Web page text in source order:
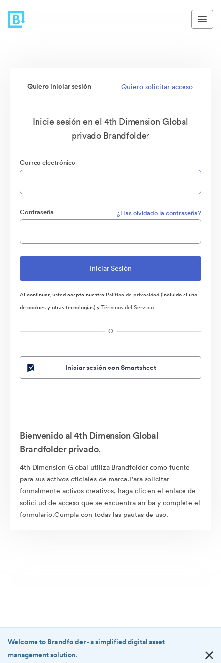
Quiero iniciar sesión Quiero solicitar acceso
Inicie sesión en el 4th Dimension Global
privado Brandfolder
Correo electrónico
Contraseña ¿Has olvidado la contraseña?
Al continuar, usted acepta nuestra Política de privacidad(incluido el uso
de cookies y otras tecnologías) yTérminos del Servicio
O
Iniciar sesión con Smartsheet
Bienvenido al 4th Dimension Global
Brandfolder privado.
4th Dimension Global utiliza Brandfolder como fuente
para sus activos oficiales de marca.Para solicitar
formalmente activos creativos, haga clic en el enlace de
solicitud de acceso que se encuentra arriba y complete el
formulario.Cumpla con todas las pautas de uso.
Welcome to Brandfolder- a simplified digital asset
management solution.